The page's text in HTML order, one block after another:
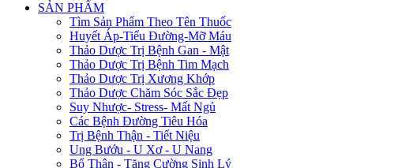
SẢN PHẨM
Tìm Sản Phẩm Theo Tên Thuốc
Huyết Áp-Tiểu Đường-Mỡ Máu
Thảo Dược Trị Bệnh Gan - Mật
Thảo Dược Trị Bệnh Tim Mạch
Thảo Dược Trị Xương Khớp
Thảo Dược Chăm Sóc Sắc Đẹp
Suy Nhược- Stress- Mất Ngủ
Các Bệnh Đường Tiêu Hóa
Trị Bệnh Thận - Tiết Niệu
Ung Bướu - U Xơ - U Nang
Bổ Thận - Tăng Cường Sinh Lý